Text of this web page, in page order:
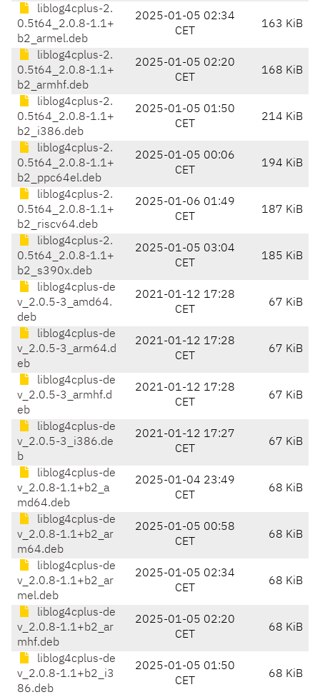
liblog4cplus-2.
0.5t64_2.0.8-1.1+
b2_armel.deb
2025-01-05 02:34
CET
163 KiB
liblog4cplus-2.
0.5t64_2.0.8-1.1+
b2_armhf.deb
2025-01-05 02:20
CET
168 KiB
liblog4cplus-2.
0.5t64_2.0.8-1.1+
b2_i386.deb
2025-01-05 01:50
CET
214 KiB
liblog4cplus-2.
0.5t64_2.0.8-1.1+
b2_ppc64el.deb
2025-01-05 00:06
CET
194 KiB
liblog4cplus-2.
0.5t64_2.0.8-1.1+
b2_riscv64.deb
2025-01-06 01:49
CET
187 KiB
liblog4cplus-2.
0.5t64_2.0.8-1.1+
b2_s390x.deb
2025-01-05 03:04
CET
185 KiB
liblog4cplus-de
v_2.0.5-3_amd64.
deb
2021-01-12 17:28
CET
67 KiB
liblog4cplus-de
v_2.0.5-3_arm64.d
eb
2021-01-12 17:28
CET
67 KiB
liblog4cplus-de
v_2.0.5-3_armhf.d
eb
2021-01-12 17:28
CET
67 KiB
liblog4cplus-de
v_2.0.5-3_i386.de
b
2021-01-12 17:27
CET
67 KiB
liblog4cplus-de
v_2.0.8-1.1+b2_a
md64.deb
2025-01-04 23:49
CET
68 KiB
liblog4cplus-de
v_2.0.8-1.1+b2_ar
m64.deb
2025-01-05 00:58
CET
68 KiB
liblog4cplus-de
v_2.0.8-1.1+b2_ar
mel.deb
2025-01-05 02:34
CET
68 KiB
liblog4cplus-de
v_2.0.8-1.1+b2_ar
mhf.deb
2025-01-05 02:20
CET
68 KiB
liblog4cplus-de
v_2.0.8-1.1+b2_i3
86.deb
2025-01-05 01:50
CET
68 KiB